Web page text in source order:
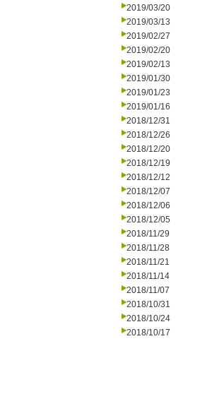
2019/03/20
2019/03/13
2019/02/27
2019/02/20
2019/02/13
2019/01/30
2019/01/23
2019/01/16
2018/12/31
2018/12/26
2018/12/20
2018/12/19
2018/12/12
2018/12/07
2018/12/06
2018/12/05
2018/11/29
2018/11/28
2018/11/21
2018/11/14
2018/11/07
2018/10/31
2018/10/24
2018/10/17